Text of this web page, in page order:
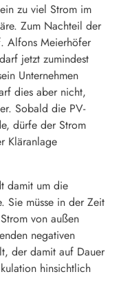
zu viel Strom im
Zum Nachteil der
Alfons Meierhöfer
jetzt zumindest
Unternehmen
dies aber nicht,
Sobald die PV-
dürfe der Strom
Kläranlage
damit um die
Sie müsse in der Zeit
von außen
negativen
der damit auf Dauer
hinsichtlich